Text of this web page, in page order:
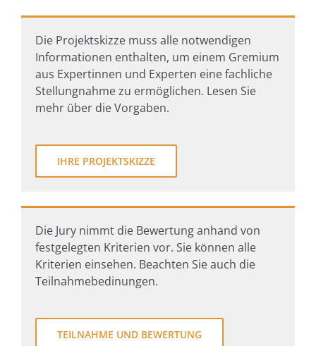
Die Projektskizze muss alle notwendigen
Informationen enthalten, um einem Gremium
aus Expertinnen und Experten eine fachliche
Stellungnahme zu ermöglichen. Lesen Sie
mehr über die Vorgaben.
IHRE PROJEKTSKIZZE
Die Jury nimmt die Bewertung anhand von
festgelegten Kriterien vor. Sie können alle
Kriterien einsehen. Beachten Sie auch die
Teilnahmebedinungen.
TEILNAHME UND BEWERTUNG